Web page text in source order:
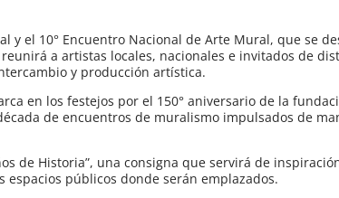
y el 10° Encuentro Nacional de Arte Mural, que se
a artistas locales, nacionales e invitados de
y producción artística.
en los festejos por el 150° aniversario de la
de encuentros de muralismo impulsados de
de Historia”, una consigna que servirá de
públicos donde serán emplazados.